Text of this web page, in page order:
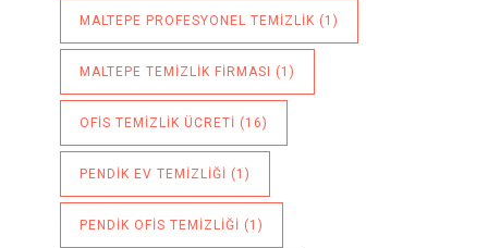
MALTEPE PROFESYONEL TEMIZLIK (1)
MALTEPE TEMIZLIK FIRMASI (1)
OFIS TEMIZLIK ÜCRETI (16)
PENDIK EV TEMIZLIĞI (1)
PENDIK OFIS TEMIZLIĞI (1)